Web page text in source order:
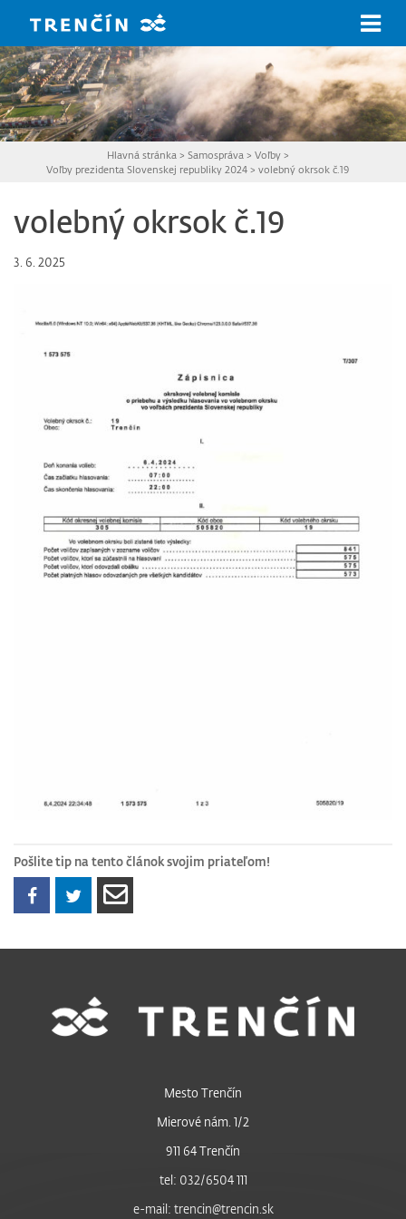
Hlavná stránka > Samospráva > Voľby>
Voľby prezidenta Slovenskej republiky 2024 >volebný okrsok č.19
volebný okrsok č.19
3. 6. 2025
Pošlite tip na tento článok svojim priateľom!
Mesto Trenčín
Mierové nám. 1/2
911 64 Trenčín
tel: 032/6504 111
e-mail: trencin@trencin.sk